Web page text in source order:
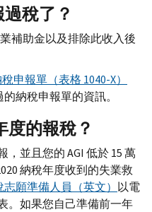
稅了？
補助金以及排除此收入後
申報單（表格 1040-X）
納稅申報單的資訊。
度的報稅？
，並且您的AGI 低於 15 萬
納稅年度收到的失業救
志願準備人員（英文） 以電
。如果您自己準備前一年